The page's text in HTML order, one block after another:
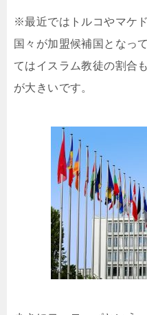
※最近ではトルコやマケ
国々が加盟候補国となっ
てはイスラム教徒の割合
が大きいです。